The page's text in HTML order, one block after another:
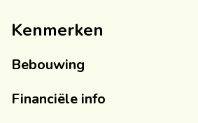
Kenmerken
Bebouwing
Financiële info